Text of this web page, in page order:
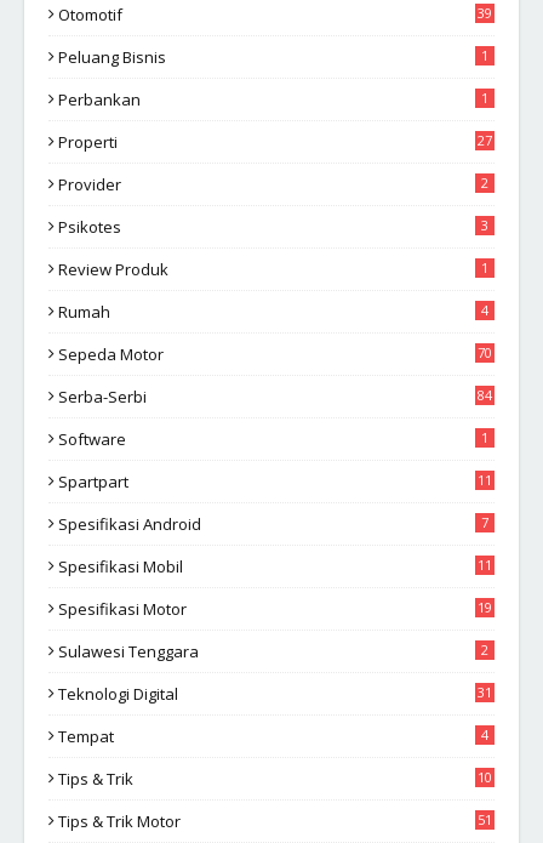
Otomotif 39
Peluang Bisnis 1
Perbankan 1
Properti 27
Provider 2
Psikotes 3
Review Produk 1
Rumah 4
Sepeda Motor 70
Serba-Serbi 84
Software 1
Spartpart 11
Spesifikasi Android 7
Spesifikasi Mobil 11
Spesifikasi Motor 19
Sulawesi Tenggara 2
Teknologi Digital 31
Tempat 4
Tips & Trik
10
Tips & Trik Motor 51